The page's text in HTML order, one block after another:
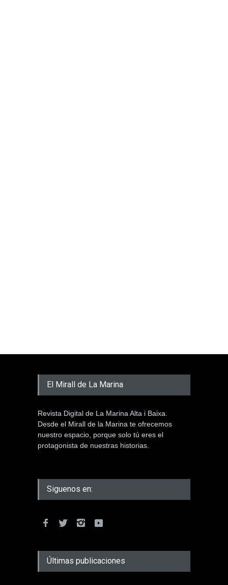
El Mirall de La Marina
Revista Digital de La Marina Alta i Baixa.
Desde el Mirall de la Marina te ofrecemos
nuestro espacio, porque solo tú eres el
protagonista de nuestras historias.
Siguenos en:
Últimas publicaciones